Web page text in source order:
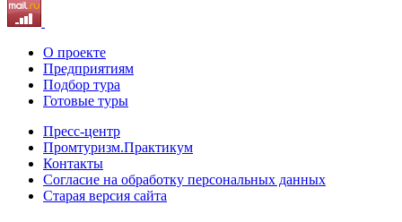
О проекте
Предприятиям
Подбор тура
Готовые туры
Пресс-центр
Промтуризм.Практикум
Контакты
Согласие на обработку персональных данных
Старая версия сайта